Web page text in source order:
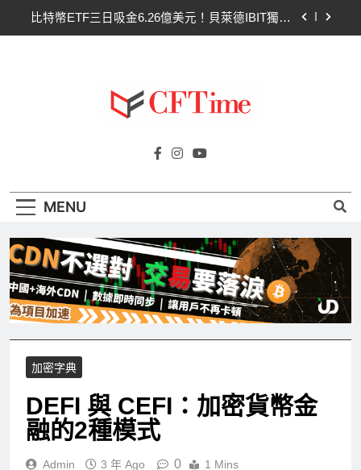
比特幣ETF三日吸金6.26億美元！貝萊德IBIT獨佔
以太幣區間壓縮！100日均線1,920成關鍵 期貨槓
桿比率逼近0.65
比特幣ETF三日吸金6.26億美元！貝萊德IBIT獨佔
CLARITY法案最後闖關！開發者免責與總統道德條
Cftime.io
AI（ChatGPT）、區塊鏈、NFT、加密貨
MENU
加密字典
DEFI 與 CEFI：加密貨幣金
融的2種模式
Admin 3 年 Ago 0 1 Mins